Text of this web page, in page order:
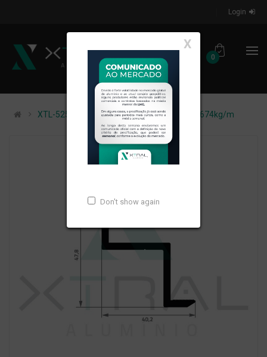
Login
0
X
Don't show again
XTL-525 - (TETO SOLAR) - PESO LINEAR: 0,674kg/m